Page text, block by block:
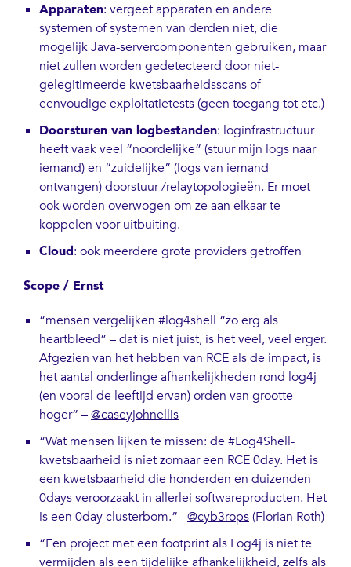
Apparaten: vergeet apparaten en andere
systemen of systemen van derden niet, die
mogelijk Java-servercomponenten gebruiken, maar
niet zullen worden gedetecteerd door niet-
gelegitimeerde kwetsbaarheidsscans of
eenvoudige exploitatietests (geen toegang tot etc.)
Doorsturen van logbestanden: loginfrastructuur
heeft vaak veel “noordelijke” (stuur mijn logs naar
iemand) en “zuidelijke” (logs van iemand
ontvangen) doorstuur-/relaytopologieën. Er moet
ook worden overwogen om ze aan elkaar te
koppelen voor uitbuiting.
Cloud: ook meerdere grote providers getroffen
Scope / Ernst
“mensen vergelijken #log4shell “zo erg als
heartbleed” – dat is niet juist, is het veel, veel erger.
Afgezien van het hebben van RCE als de impact, is
het aantal onderlinge afhankelijkheden rond log4j
(en vooral de leeftijd ervan) orden van grootte
hoger” –@caseyjohnellis
“Wat mensen lijken te missen: de #Log4Shell-
kwetsbaarheid is niet zomaar een RCE 0day. Het is
een kwetsbaarheid die honderden en duizenden
0days veroorzaakt in allerlei softwareproducten. Het
is een 0day clusterbom.” –@cyb3rops(Florian Roth)
“Een project met een footprint als Log4j is niet te
vermijden als een tijdelijke afhankelijkheid, zelfs als